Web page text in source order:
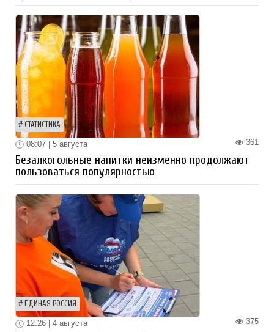
СТАТИСТИКА
361
08:07 | 5 августа
Безалкогольные напитки неизменно продолжают
пользоваться популярностью
ЕДИНАЯ РОССИЯ
375
12:26 | 4 августа